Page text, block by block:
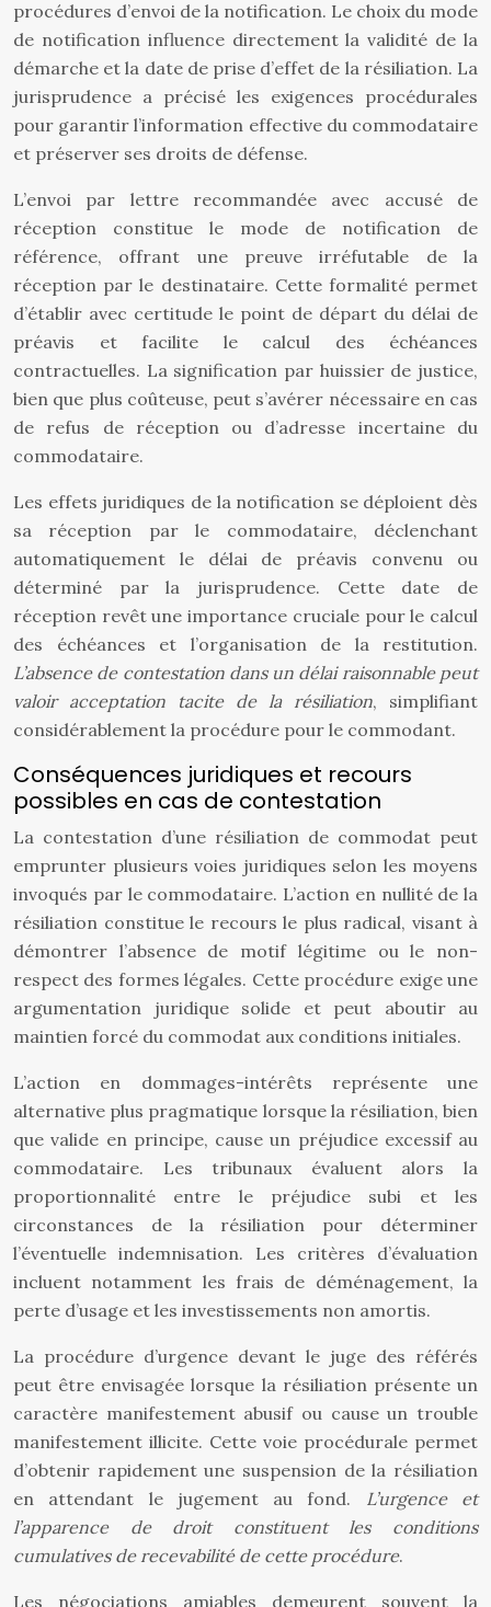
procédures d’envoi de la notification. Le choix du mode
de notification influence directement la validité de la
démarche et la date de prise d’effet de la résiliation. La
jurisprudence a précisé les exigences procédurales
pour garantir l’information effective du commodataire
et préserver ses droits de défense.
L’envoi par lettre recommandée avec accusé de
réception constitue le mode de notification de
référence, offrant une preuve irréfutable de la
réception par le destinataire. Cette formalité permet
d’établir avec certitude le point de départ du délai de
préavis et facilite le calcul des échéances
contractuelles. La signification par huissier de justice,
bien que plus coûteuse, peut s’avérer nécessaire en cas
de refus de réception ou d’adresse incertaine du
commodataire.
Les effets juridiques de la notification se déploient dès
sa réception par le commodataire, déclenchant
automatiquement le délai de préavis convenu ou
déterminé par la jurisprudence. Cette date de
réception revêt une importance cruciale pour le calcul
des échéances et l’organisation de la restitution.
L’absence de contestation dans un délai raisonnable peut
valoir acceptation tacite de la résiliation, simplifiant
considérablement la procédure pour le commodant.
Conséquences juridiques et recours
possibles en cas de contestation
La contestation d’une résiliation de commodat peut
emprunter plusieurs voies juridiques selon les moyens
invoqués par le commodataire. L’action en nullité de la
résiliation constitue le recours le plus radical, visant à
démontrer l’absence de motif légitime ou le non-
respect des formes légales. Cette procédure exige une
argumentation juridique solide et peut aboutir au
maintien forcé du commodat aux conditions initiales.
L’action en dommages-intérêts représente une
alternative plus pragmatique lorsque la résiliation, bien
que valide en principe, cause un préjudice excessif au
commodataire. Les tribunaux évaluent alors la
proportionnalité entre le préjudice subi et les
circonstances de la résiliation pour déterminer
l’éventuelle indemnisation. Les critères d’évaluation
incluent notamment les frais de déménagement, la
perte d’usage et les investissements non amortis.
La procédure d’urgence devant le juge des référés
peut être envisagée lorsque la résiliation présente un
caractère manifestement abusif ou cause un trouble
manifestement illicite. Cette voie procédurale permet
d’obtenir rapidement une suspension de la résiliation
en attendant le jugement au fond. L’urgence et
l’apparence de droit constituent les conditions
cumulatives de recevabilité de cette procédure.
Les négociations amiables demeurent souvent la